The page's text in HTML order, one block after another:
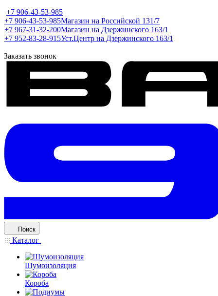
+7 906-43-53-985
+7 906-43-53-985Магазин на Российской 131/7
+7 967-31-32-200Магазин на Дзержинского 163/1
+7 952-83-28-915Уст.Центр на Дзержинского 163/1
Заказать звонок
Поиск
Каталог
Шумоизоляция
Короба